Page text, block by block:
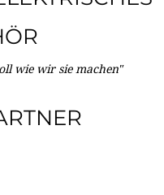
wie wir sie machen"